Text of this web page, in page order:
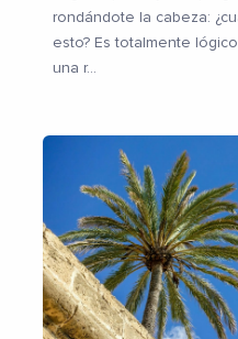
rondándote la cabeza:
esto? Es totalmente
una r...